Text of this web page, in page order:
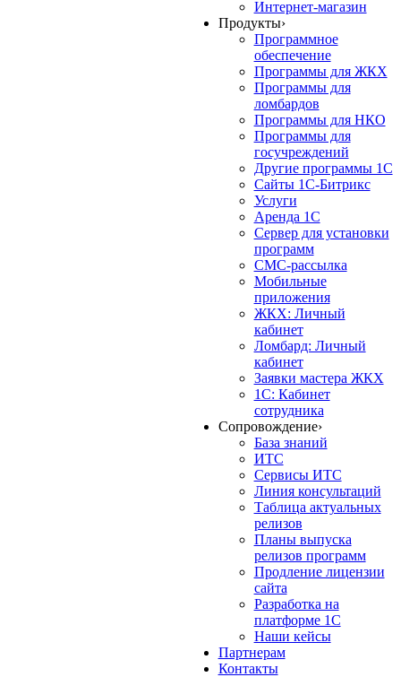
Интернет-магазин
Продукты›
Программное
обеспечение
Программы для ЖКХ
Программы для
ломбардов
Программы для НКО
Программы для
госучреждений
Другие программы 1С
Сайты 1С-Битрикс
Услуги
Аренда 1С
Сервер для установки
программ
СМС-рассылка
Мобильные
приложения
ЖКХ: Личный
кабинет
Ломбард: Личный
кабинет
Заявки мастера ЖКХ
1С: Кабинет
сотрудника
Сопровождение›
База знаний
ИТС
Сервисы ИТС
Линия консультаций
Таблица актуальных
релизов
Планы выпуска
релизов программ
Продление лицензии
сайта
Разработка на
платформе 1С
Наши кейсы
Партнерам
Контакты